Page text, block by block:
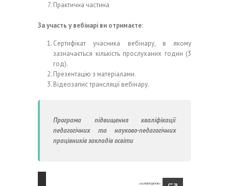
Практична частина
За участь у вебінарі ви отримаєте:
Сертифікат учасника вебінару, в якому
зазначається кількість прослуханих годин (3
год).
Презентацію з матеріалами.
Відеозапис трансляції вебінару.
Програма підвищення кваліфікації
педагогічних та науково-педагогічних
працівників закладів освіти